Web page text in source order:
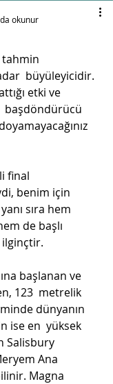
okunur
tahmin
büyüleyicidir.
etki ve
başdöndürücü
final
benim için
sıra hem
de başlı
ilginçtir.
başlanan ve
123  metrelik
dünyanın
ise en  yüksek
Salisbury
Ana
Magna